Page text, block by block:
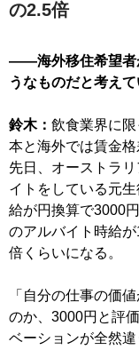
の2.5倍
――海外移住希望者
うなものだと考え
鈴木： 飲食業界に
本と海外では賃金格
先日、オーストラ
イトをしている元
給が円換算で3000
のアルバイト時給
倍くらいになる。
「自分の仕事の価
のか、3000円と評
ベーションが全然